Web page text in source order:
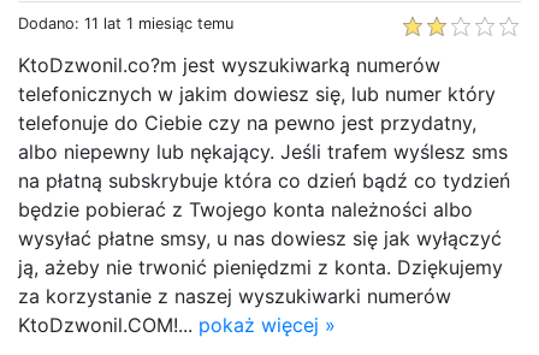
Dodano: 11 lat 1 miesiąc temu
KtoDzwonil.co?m jest wyszukiwarką numerów
telefonicznych w jakim dowiesz się, lub numer który
telefonuje do Ciebie czy na pewno jest przydatny,
albo niepewny lub nękający. Jeśli trafem wyślesz sms
na płatną subskrybuje która co dzień bądź co tydzień
będzie pobierać z Twojego konta należności albo
wysyłać płatne smsy, u nas dowiesz się jak wyłączyć
ją, ażeby nie trwonić pieniędzmi z konta. Dziękujemy
za korzystanie z naszej wyszukiwarki numerów
KtoDzwonil.COM!... pokaż więcej »